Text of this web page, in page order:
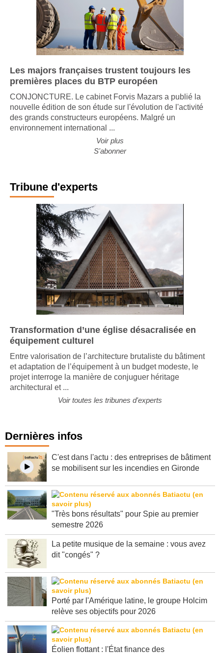
Les majors françaises trustent toujours les
premières places du BTP européen
CONJONCTURE. Le cabinet Forvis Mazars a publié la
nouvelle édition de son étude sur l'évolution de l'activité
des grands constructeurs européens. Malgré un
Voir plus
Tribune d'experts
Transformation d’une église désacralisée en
équipement culturel
Entre valorisation de l’architecture brutaliste du bâtiment
et adaptation de l’équipement à un budget modeste, le
projet interroge la manière de conjuguer héritage
Dernières infos
C'est dans l'actu : des entreprises de bâtiment
"Très bons résultats" pour Spie au premier
La petite musique de la semaine : vous avez
Porté par l'Amérique latine, le groupe Holcim